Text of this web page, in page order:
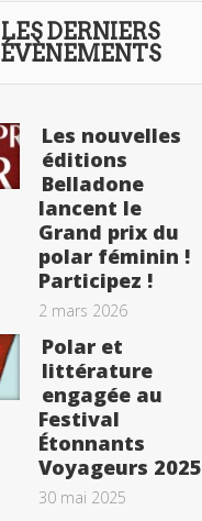
LES DERNIERS
ÉVÈNEMENTS
Les nouvelles
éditions
Belladone
lancent le
Grand prix du
polar féminin !
Participez !
2 mars 2026
Polar et
littérature
engagée au
Festival
Étonnants
Voyageurs 2025
30 mai 2025